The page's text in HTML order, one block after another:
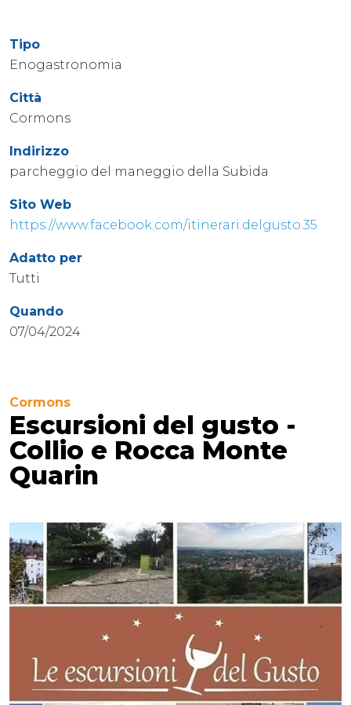
Tipo
Enogastronomia
Città
Cormons
Indirizzo
parcheggio del maneggio della Subida
Sito Web
https://www.facebook.com/itinerari.delgusto.35
Adatto per
Tutti
Quando
07/04/2024
Cormons
Escursioni del gusto -
Collio e Rocca Monte
Quarin